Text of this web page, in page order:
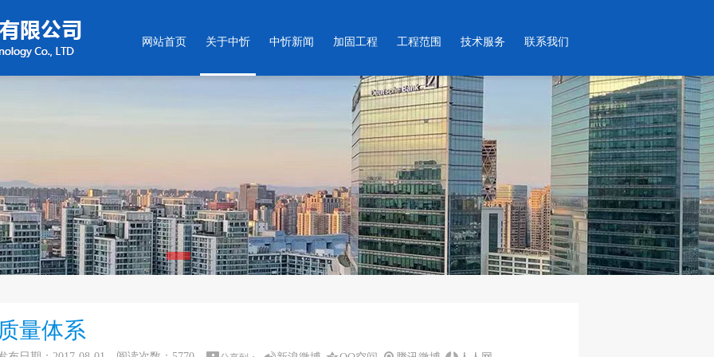
网站首页 关于中忻 中忻新闻 加固工程 工程范围 技术服务 联系我们
量体系